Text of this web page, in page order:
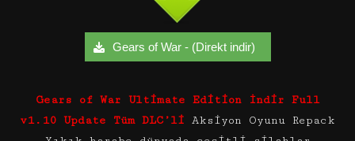
Gears of War - (Direkt indir)
Gears of War Ultimate Edition İndir Full
v1.10 Update Tüm DLC’li Aksiyon Oyunu Repack